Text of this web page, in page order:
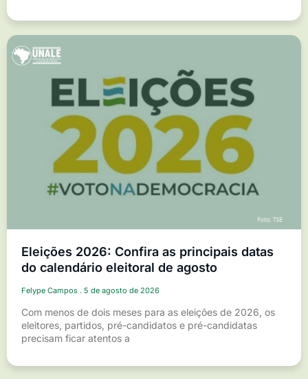
Eleições 2026: Confira as principais datas
do calendário eleitoral de agosto
Felype Campos 5 de agosto de 2026
Com menos de dois meses para as eleições de 2026, os
eleitores, partidos, pré-candidatos e pré-candidatas
precisam ficar atentos a